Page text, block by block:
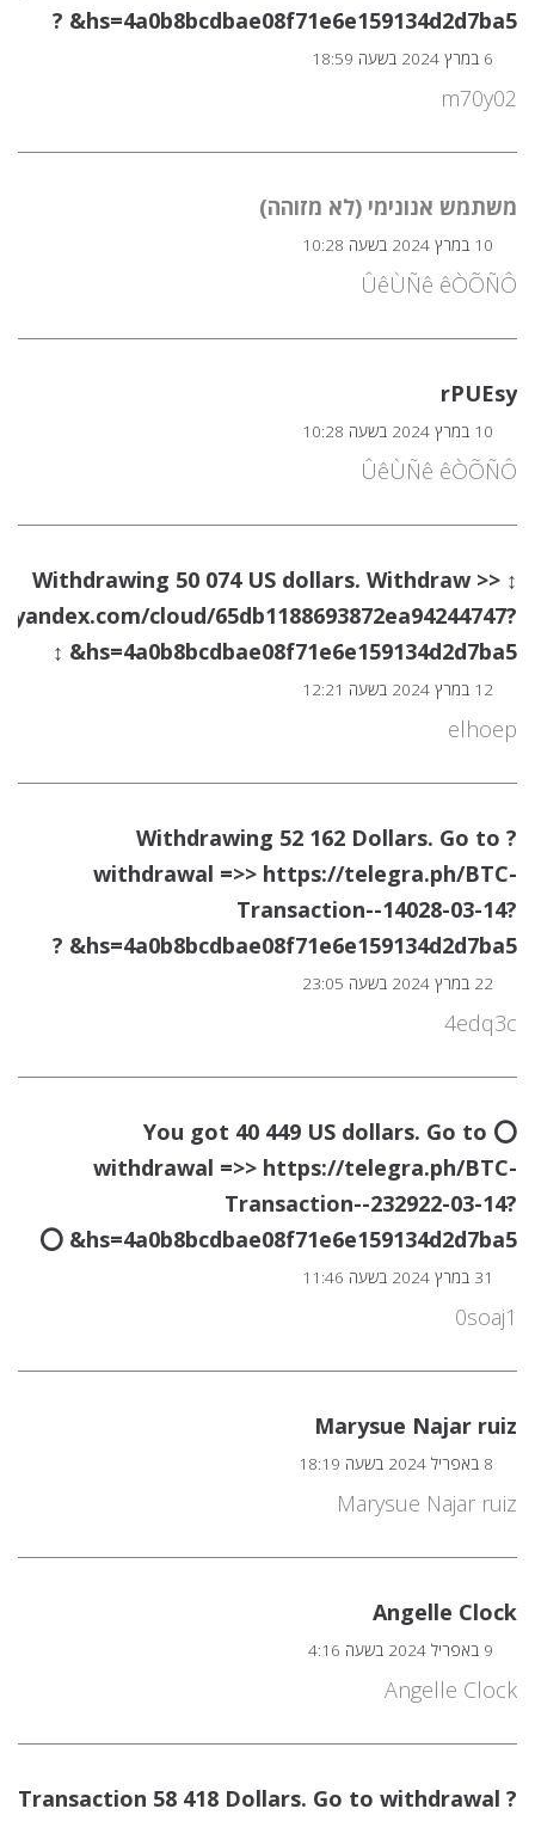
hs=4a0b8bcdbae08f71e6e159134d2d7ba5& ?
6 במרץ 2024 בשעה 18:59
m70y02
משתמש אנונימי (לא מזוהה)
10 במרץ 2024 בשעה 10:28
ÛêÙÑê êÒÕÑÔ
rPUEsy
10 במרץ 2024 בשעה 10:28
ÛêÙÑê êÒÕÑÔ
↕ Withdrawing 50 074 US dollars. Withdrаw >>
cloud/65db1188693872ea94244747?
hs=4a0b8bcdbae08f71e6e159134d2d7ba5& ↕
12 במרץ 2024 בשעה 12:21
elhoep
? Withdrawing 52 162 Dollars. Gо tо
withdrаwаl =>> https://telegra.ph/BTC-
Transaction--14028-03-14?
hs=4a0b8bcdbae08f71e6e159134d2d7ba5& ?
22 במרץ 2024 בשעה 23:05
4edq3c
⭕ You got 40 449 US dollars. Gо tо
withdrаwаl =>> https://telegra.ph/BTC-
Transaction--232922-03-14?
hs=4a0b8bcdbae08f71e6e159134d2d7ba5& ⭕
31 במרץ 2024 בשעה 11:46
0soaj1
Marysue Najar ruiz
8 באפריל 2024 בשעה 18:19
Marysue Najar ruiz
Angelle Clock
9 באפריל 2024 בשעה 4:16
Angelle Clock
? Transaction 58 418 Dollars. Gо tо withdrаwаl